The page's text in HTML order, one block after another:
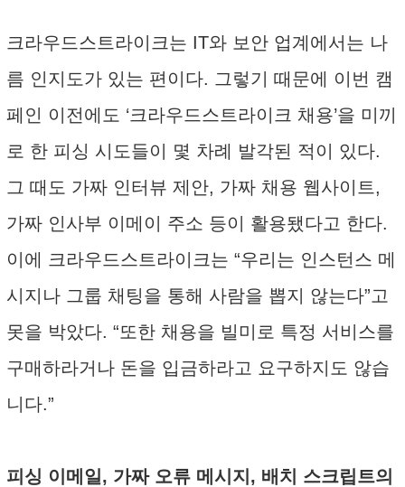
크라우드스트라이크는 IT와 보안 업계에서는 나
름 인지도가 있는 편이다. 그렇기 때문에 이번 캠
페인 이전에도 ‘크라우드스트라이크 채용’을 미끼
로 한 피싱 시도들이 몇 차례 발각된 적이 있다.
그 때도 가짜 인터뷰 제안, 가짜 채용 웹사이트,
가짜 인사부 이메이 주소 등이 활용됐다고 한다.
이에 크라우드스트라이크는 “우리는 인스턴스 메
시지나 그룹 채팅을 통해 사람을 뽑지 않는다”고
못을 박았다. “또한 채용을 빌미로 특정 서비스를
구매하라거나 돈을 입금하라고 요구하지도 않습
니다.”
피싱 이메일, 가짜 오류 메시지, 배치 스크립트의